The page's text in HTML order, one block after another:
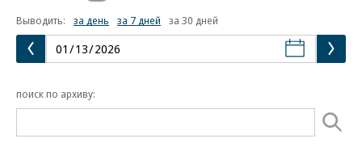
Выводить:
за день за 7 дней за 30 дней
поиск по архиву: